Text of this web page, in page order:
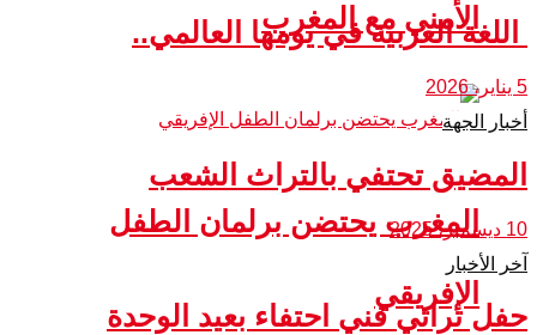
الأمني مع المغرب
المغرب يحتضن برلمان الطفل
الإفريقي
اللغة العربية في يومها العالمي..
5 يناير، 2026
أخبار الجهة
المضيق تحتفي بالتراث الشعب
10 ديسمبر، 2025
آخر الأخبار
حفل تراثي فني احتفاء بعيد الوحدة